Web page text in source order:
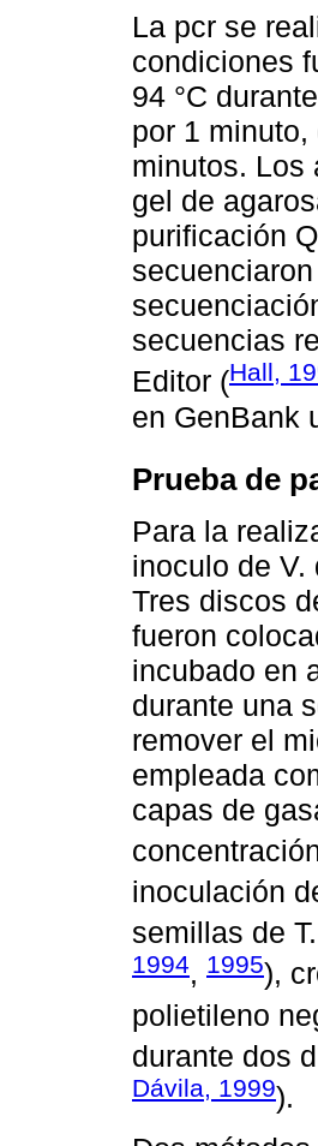
La pcr se
condiciones
94 °C
por 1
minutos. Los
gel de
purificación
secuencias
Editor (Hall,
en GenBank
Prueba de
Para la
inoculo de
Tres discos
fueron
incubado en
durante una
remover el
empleada
capas de
inoculación
semillas de
1994, 1995),
polietileno
durante dos
Dávila, 1999).